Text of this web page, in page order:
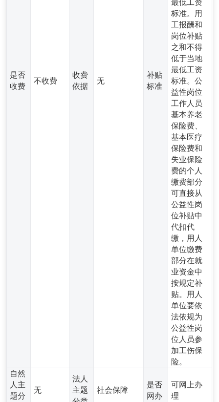
是否
收费
不收费
收费
依据
无
补贴
标准
标准。用
工报酬和
岗位补贴
之和不得
低于当地
最低工资
标准。公
益性岗位
工作人员
基本养老
保险费、
基本医疗
保险费和
失业保险
费的个人
缴费部分
可直接从
公益性岗
位补贴中
代扣代
缴，用人
单位缴费
部分在就
业资金中
按规定补
贴。用人
单位要依
法依规为
公益性岗
位人员参
加工伤保
险。
自然
人主
题分
无
法人
主题
社会保障
是否
网办
可网上办
理